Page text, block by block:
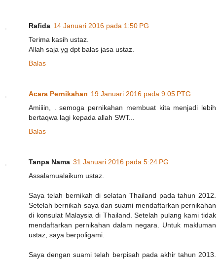
Rafida 14 Januari 2016 pada 1:50 PG
Terima kasih ustaz.
Allah saja yg dpt balas jasa ustaz.
Balas
Acara Pernikahan 19 Januari 2016 pada 9:05 PTG
Amiiiin, . semoga pernikahan membuat kita menjadi lebih
bertaqwa lagi kepada allah SWT...
Balas
Tanpa Nama 31 Januari 2016 pada 5:24 PG
Assalamualaikum ustaz.
Saya telah bernikah di selatan Thailand pada tahun 2012.
Setelah bernikah saya dan suami mendaftarkan pernikahan
di konsulat Malaysia di Thailand. Setelah pulang kami tidak
mendaftarkan pernikahan dalam negara. Untuk makluman
ustaz, saya berpoligami.
Saya dengan suami telah berpisah pada akhir tahun 2013.